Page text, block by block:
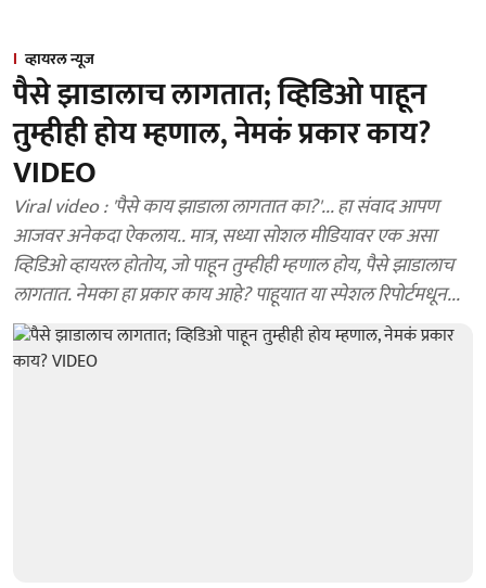
व्हायरल न्यूज
पैसे झाडालाच लागतात; व्हिडिओ पाहून
तुम्हीही होय म्हणाल, नेमकं प्रकार काय?
VIDEO
Viral video : 'पैसे काय झाडाला लागतात का?'... हा संवाद आपण
आजवर अनेकदा ऐकलाय.. मात्र, सध्या सोशल मीडियावर एक असा
व्हिडिओ व्हायरल होतोय, जो पाहून तुम्हीही म्हणाल होय, पैसे झाडालाच
लागतात. नेमका हा प्रकार काय आहे? पाहूयात या स्पेशल रिपोर्टमधून...